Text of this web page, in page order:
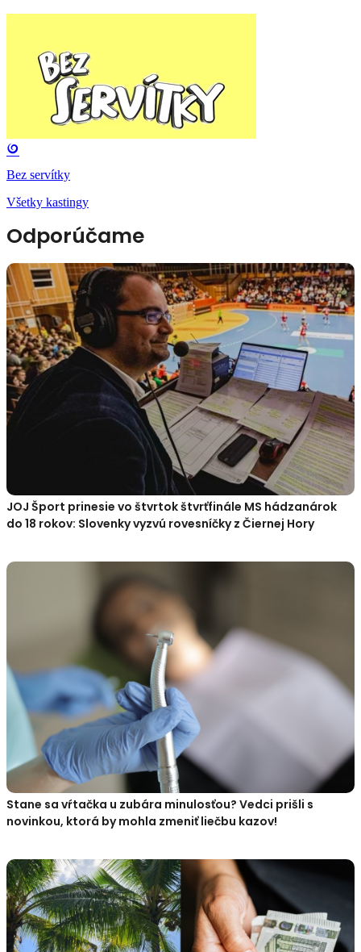
Bez servítky
Všetky kastingy
Odporúčame
JOJ Šport prinesie vo štvrtok štvrťfinále MS hádzanárok
do 18 rokov: Slovenky vyzvú rovesníčky z Čiernej Hory
Stane sa vŕtačka u zubára minulosťou? Vedci prišli s
novinkou, ktorá by mohla zmeniť liečbu kazov!